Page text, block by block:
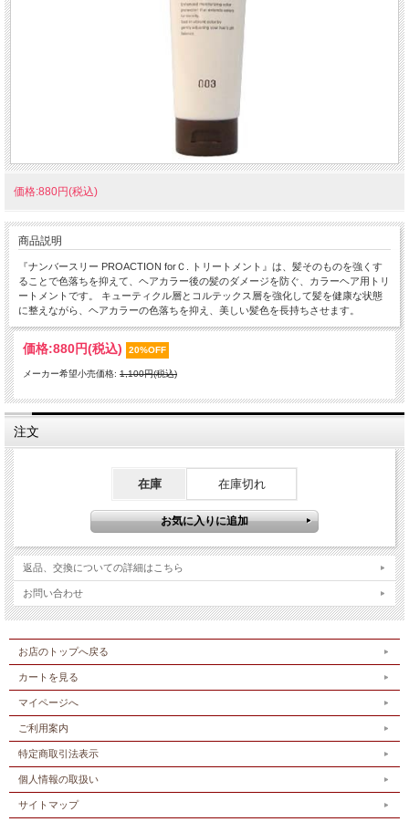
価格:880円(税込)
商品説明
『ナンバースリー PROACTION forＣ. トリートメント』は、髪そのものを強くす
ることで色落ちを抑えて、ヘアカラー後の髪のダメージを防ぐ、カラーヘア用トリ
ートメントです。 キューティクル層とコルテックス層を強化して髪を健康な状態
に整えながら、ヘアカラーの色落ちを抑え、美しい髪色を長持ちさせます。
価格:880円(税込) 20%OFF
メーカー希望小売価格: 1,100円(税込)
注文
在庫 在庫切れ
返品、交換についての詳細はこちら
お問い合わせ
お店のトップへ戻る
カートを見る
マイページへ
ご利用案内
特定商取引法表示
個人情報の取扱い
サイトマップ